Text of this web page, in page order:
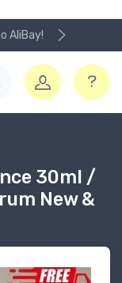
AliBay!
30ml /
New &